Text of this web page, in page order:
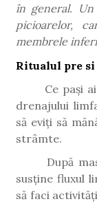
în general.
picioarelor,
membrele
Ritualul pre
Ce pași
drenajului
să eviți să
strâmte.
După
susține fluxul
să faci